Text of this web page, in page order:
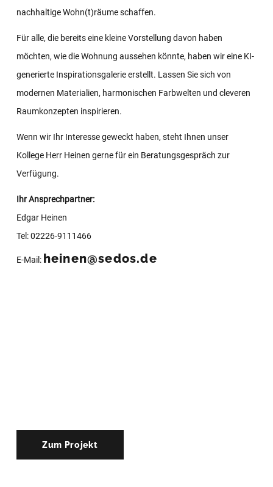
nachhaltige Wohn(t)räume schaffen.
Für alle, die bereits eine kleine Vorstellung davon haben
möchten, wie die Wohnung aussehen könnte, haben wir eine KI-
generierte Inspirationsgalerie erstellt. Lassen Sie sich von
modernen Materialien, harmonischen Farbwelten und cleveren
Raumkonzepten inspirieren.
Wenn wir Ihr Interesse geweckt haben, steht Ihnen unser
Kollege Herr Heinen gerne für ein Beratungsgespräch zur
Verfügung.
Ihr Ansprechpartner:
Edgar Heinen
Tel: 02226-9111466
E-Mail: heinen@sedos.de
Zum Projekt